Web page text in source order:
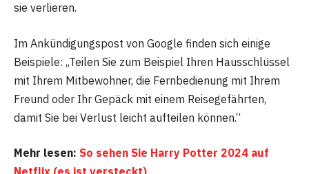
sie verlieren.
Im Ankündigungspost von Google finden sich einige
Beispiele: „Teilen Sie zum Beispiel Ihren Hausschlüssel
mit Ihrem Mitbewohner, die Fernbedienung mit Ihrem
Freund oder Ihr Gepäck mit einem Reisegefährten,
damit Sie bei Verlust leicht aufteilen können.“
Mehr lesen: So sehen Sie Harry Potter 2024 auf